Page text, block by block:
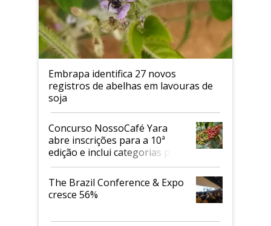
Embrapa identifica 27 novos
registros de abelhas em lavouras de
soja
Concurso NossoCafé Yara
abre inscrições para a 10ª
edição e inclui categorias para
cafés Canephora
The Brazil Conference & Expo
cresce 56%